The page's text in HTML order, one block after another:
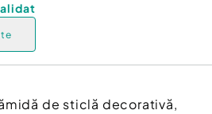
de sticlă decorativă,